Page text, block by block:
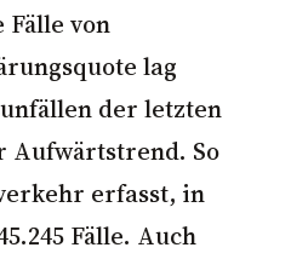
Fälle von
lag
der letzten
Aufwärtstrend. So
erfasst, in
Fälle. Auch